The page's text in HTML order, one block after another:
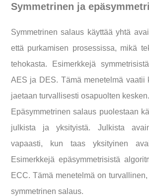
Symmetrinen ja
Symmetrinen salaus käyttää yhtä
että purkamisen prosessissa, mikä
tehokasta. Esimerkkejä
AES ja DES. Tämä menetelmä vaatii
jaetaan turvallisesti osapuolten kesken.
Epäsymmetrinen salaus puolestaan
julkista ja yksityistä. Julkista
vapaasti, kun taas yksityinen
Esimerkkejä epäsymmetrisistä
ECC. Tämä menetelmä on
symmetrinen salaus.